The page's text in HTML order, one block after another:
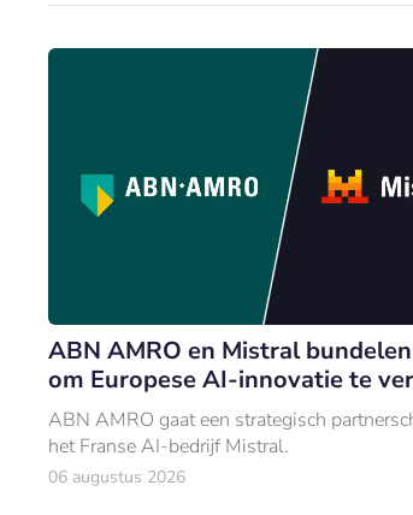
ABN AMRO en Mistral
om Europese AI-innovatie te
ABN AMRO gaat een strategisch
het Franse AI-bedrijf Mistral.
06 augustus 2026